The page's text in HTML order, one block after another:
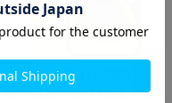
iPhone14 Plus A2885
(MR663VC/A) 512GB イエ